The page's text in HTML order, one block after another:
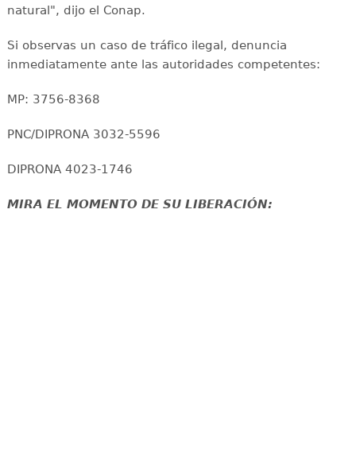
natural", dijo el Conap.
Si observas un caso de tráfico ilegal, denuncia
inmediatamente ante las autoridades competentes:
MP: 3756-8368
PNC/DIPRONA 3032-5596
DIPRONA 4023-1746
MIRA EL MOMENTO DE SU LIBERACIÓN: